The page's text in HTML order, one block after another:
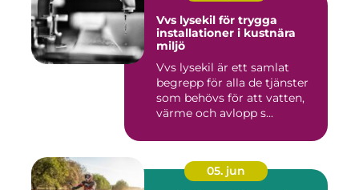
Vvs lysekil för trygga
installationer i kustnära
miljö
Vvs lysekil är ett samlat
begrepp för alla de tjänster
som behövs för att vatten,
värme och avlopp s...
05. jun